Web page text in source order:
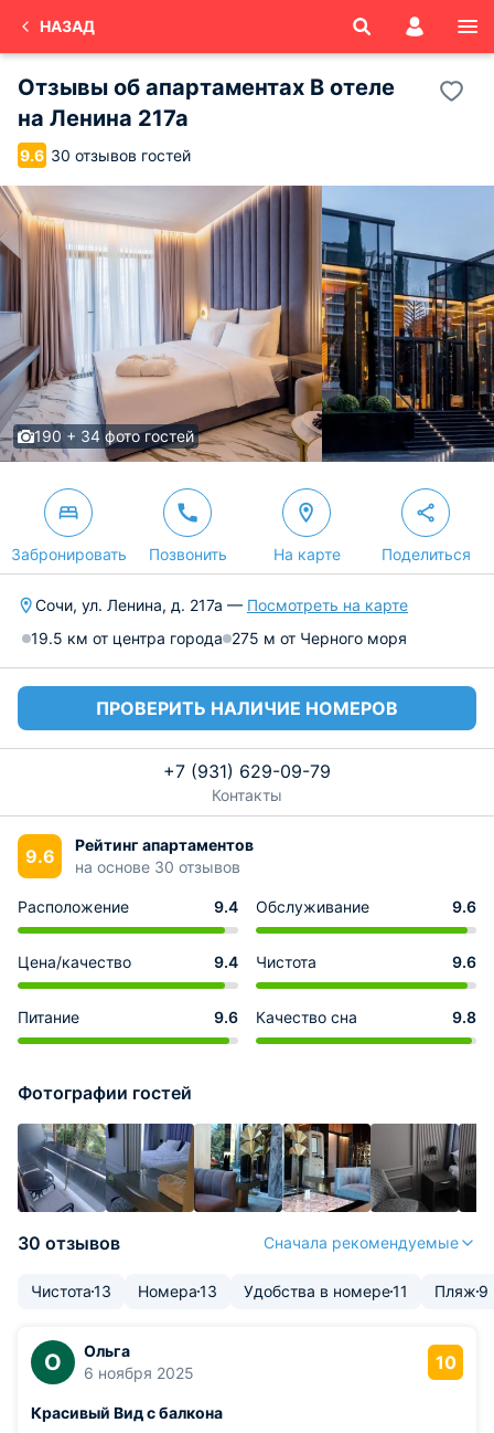
НАЗАД
Отзывы об апартаментах В отеле
на Ленина 217а
9.6 30 отзывов гостей
190 + 34 фото гостей
Забронировать Позвонить На карте Поделиться
Сочи, ул. Ленина, д. 217а — Посмотреть на карте
19.5 км от центра города 275 м от Черного моря
ПРОВЕРИТЬ НАЛИЧИЕ НОМЕРОВ
+7 (931) 629-09-79
Контакты
9.6
Рейтинг апартаментов
на основе 30 отзывов
Расположение 9.4 Обслуживание 9.6
Цена/качество 9.4 Чистота 9.6
Питание 9.6 Качество сна 9.8
Фотографии гостей
30 отзывов Сначала рекомендуемые
Чистота13 Номера13 Удобства в номере11 Пляж 9
О
Ольга
6 ноября 2025
10
Красивый Вид с балкона